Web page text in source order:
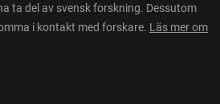
ta del av svensk forskning. Dessutom
i kontakt med forskare. Läs mer om